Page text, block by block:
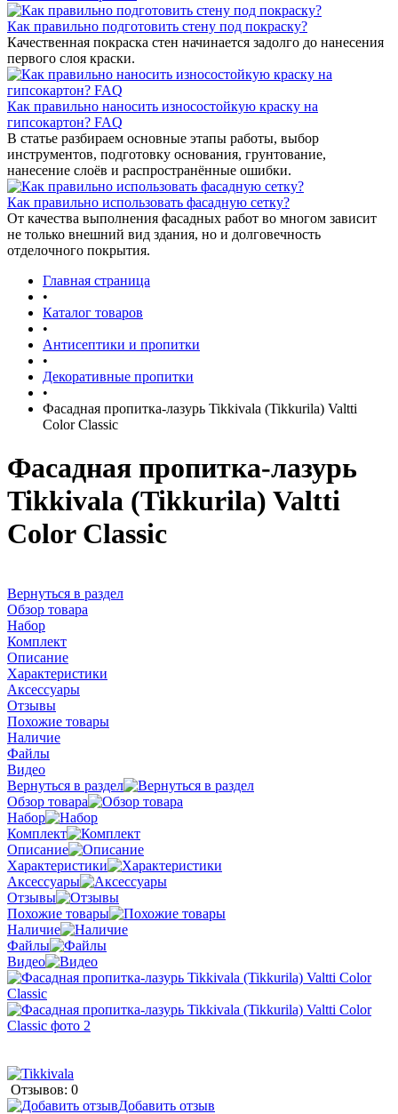
Как правильно подготовить стену под покраску?
Качественная покраска стен начинается задолго до нанесения
первого слоя краски.
Как правильно наносить износостойкую краску на
гипсокартон? FAQ
В статье разбираем основные этапы работы, выбор
инструментов, подготовку основания, грунтование,
нанесение слоёв и распространённые ошибки.
Как правильно использовать фасадную сетку?
От качества выполнения фасадных работ во многом зависит
не только внешний вид здания, но и долговечность
отделочного покрытия.
Главная страница
•
Каталог товаров
•
Антисептики и пропитки
•
Декоративные пропитки
•
Фасадная пропитка-лазурь Tikkivala (Tikkurila) Valtti
Color Classic
Фасадная пропитка-лазурь
Tikkivala (Tikkurila) Valtti
Color Classic
Вернуться в раздел
Обзор товара
Набор
Комплект
Описание
Характеристики
Аксессуары
Отзывы
Похожие товары
Наличие
Файлы
Видео
Вернуться в раздел
Обзор товара
Набор
Комплект
Описание
Характеристики
Аксессуары
Отзывы
Похожие товары
Наличие
Файлы
Видео
Отзывов: 0
Добавить отзыв